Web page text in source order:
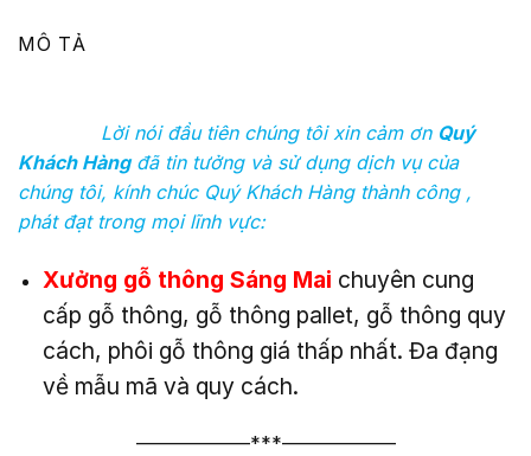
MÔ TẢ
Lời nói đầu tiên chúng tôi xin cảm ơn Quý
Khách Hàngđã tin tưởng và sử dụng dịch vụ của
chúng tôi, kính chúc Quý Khách Hàng thành công ,
phát đạt trong mọi lĩnh vực:
Xưởng gỗ thông Sáng Mai chuyên cung
cấp gỗ thông, gỗ thông pallet, gỗ thông quy
cách, phôi gỗ thông giá thấp nhất. Đa đạng
về mẫu mã và quy cách.
——————***——————